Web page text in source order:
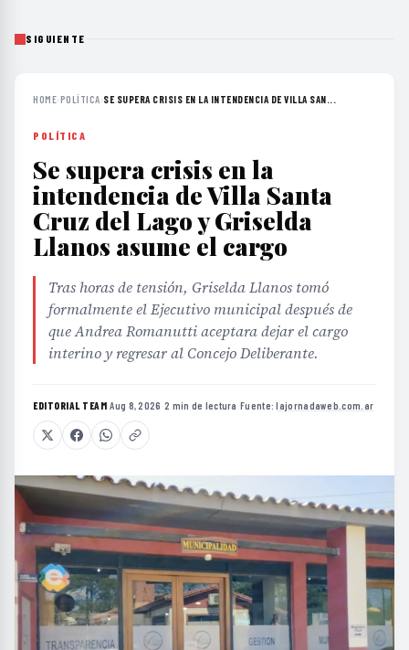
SIGUIENTE
HOME›POLÍTICA›SE SUPERA CRISIS EN LA INTENDENCIA DE VILLA SAN...
POLÍTICA
Se supera crisis en la
intendencia de Villa Santa
Cruz del Lago y Griselda
Llanos asume el cargo
Tras horas de tensión, Griselda Llanos tomó
formalmente el Ejecutivo municipal después de
que Andrea Romanutti aceptara dejar el cargo
interino y regresar al Concejo Deliberante.
EDITORIAL TEAM·Aug 8, 2026 ·2 min de lectura ·Fuente:lajornadaweb.com.ar